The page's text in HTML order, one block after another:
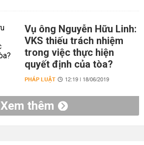
Vụ ông Nguyễn Hữu Linh:
VKS thiếu trách nhiệm
trong việc thực hiện
quyết định của tòa?
PHÁP LUẬT 12:19 | 18/06/2019
Xem thêm